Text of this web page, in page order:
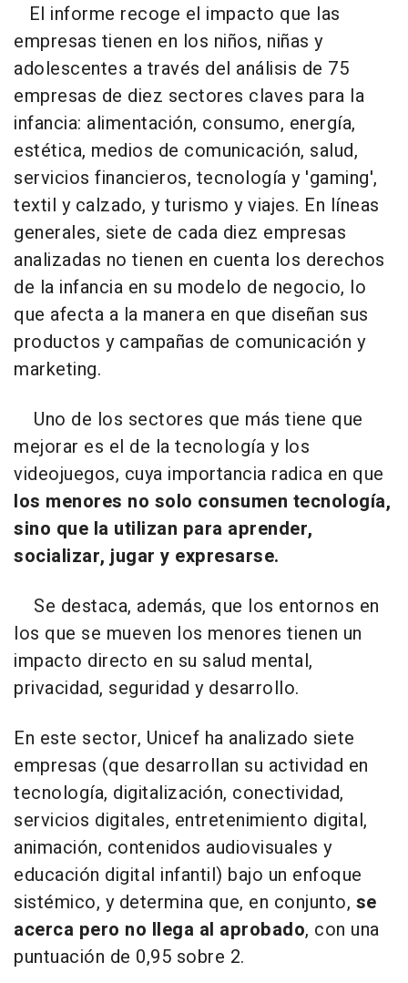
El informe recoge el impacto que las
empresas tienen en los niños, niñas y
adolescentes a través del análisis de 75
empresas de diez sectores claves para la
infancia: alimentación, consumo, energía,
estética, medios de comunicación, salud,
servicios financieros, tecnología y 'gaming',
textil y calzado, y turismo y viajes. En líneas
generales, siete de cada diez empresas
analizadas no tienen en cuenta los derechos
de la infancia en su modelo de negocio, lo
que afecta a la manera en que diseñan sus
productos y campañas de comunicación y
marketing.
Uno de los sectores que más tiene que
mejorar es el de la tecnología y los
videojuegos, cuya importancia radica en que
los menores no solo consumen tecnología,
sino que la utilizan para aprender,
socializar, jugar y expresarse.
Se destaca, además, que los entornos en
los que se mueven los menores tienen un
impacto directo en su salud mental,
privacidad, seguridad y desarrollo.
En este sector, Unicef ha analizado siete
empresas (que desarrollan su actividad en
tecnología, digitalización, conectividad,
servicios digitales, entretenimiento digital,
animación, contenidos audiovisuales y
educación digital infantil) bajo un enfoque
sistémico, y determina que, en conjunto, se
acerca pero no llega al aprobado, con una
puntuación de 0,95 sobre 2.